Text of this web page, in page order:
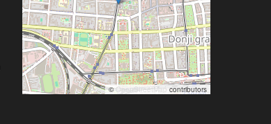
©OpenStreetMapcontributors